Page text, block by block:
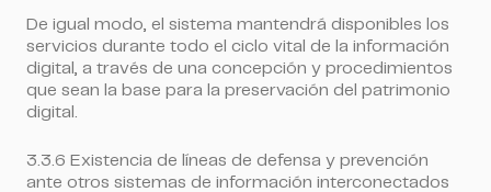
De igual modo, el sistema mantendrá disponibles los
servicios durante todo el ciclo vital de la información
digital, a través de una concepción y procedimientos
que sean la base para la preservación del patrimonio
digital.
3.3.6 Existencia de líneas de defensa y prevención
ante otros sistemas de información interconectados